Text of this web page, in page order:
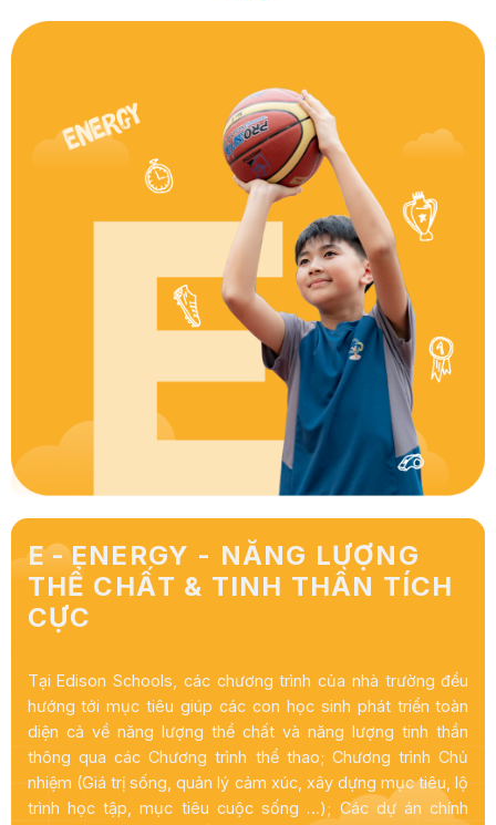
E
ENERGY - NĂNG LƯỢNG
THỂ CHẤT & TINH THẦN TÍCH
CỰC
Tại Edison Schools, các chương trình của nhà trường đều
hướng tới mục tiêu giúp các con học sinh phát triển toàn
diện cả về năng lượng thể chất và năng lượng tinh thần
thông qua các Chương trình thể thao; Chương trình Chủ
nhiệm (Giá trị sống, quản lý cảm xúc, xây dựng mục tiêu, lộ
trình học tập, mục tiêu cuộc sống …); Các dự án chính